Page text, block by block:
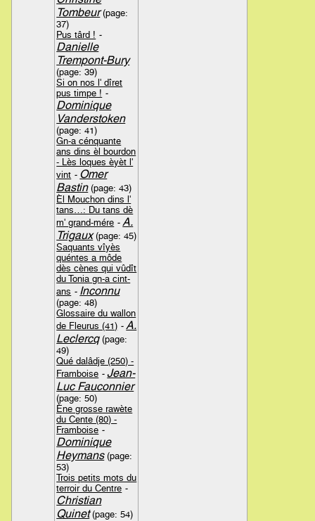
Tombeur(page:
37)
Pus târd ! -
Danielle
Trempont-Bury
(page: 39)
Si on nos l' dîret
pus timpe ! -
Dominique
Vanderstoken
(page: 41)
Gn-a cénquante
ans dins èl bourdon
- Lès loques èyèt l'
vint - Omer
Bastin(page: 43)
Èl Mouchon dins l'
tans…: Du tans dè
m' grand-mére - A.
Trigaux(page: 45)
Saquants vîyès
quéntes a môde
dès cènes qui vûdît
du Tonia gn-a cint-
ans - Inconnu
(page: 48)
Glossaire du wallon
de Fleurus (41) - A.
Leclercq(page:
49)
Qué dalâdje (250) -
Framboise -Jean-
Luc Fauconnier
(page: 50)
Ène grosse rawète
du Cente (80) -
Framboise -
Dominique
Heymans(page:
53)
Trois petits mots du
terroir du Centre -
Christian
Quinet(page: 54)